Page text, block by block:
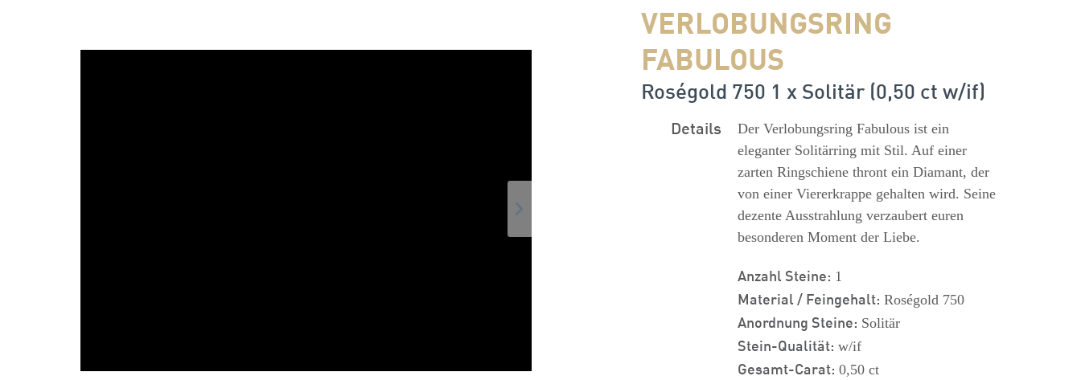
VERLOBUNGSRING
FABULOUS
Roségold 750 1 x Solitär (0,50 ct w/if)
Details
Der Verlobungsring Fabulous ist ein
eleganter Solitärring mit Stil. Auf einer
zarten Ringschiene thront ein Diamant, der
von einer Viererkrappe gehalten wird. Seine
dezente Ausstrahlung verzaubert euren
besonderen Moment der Liebe.
Anzahl Steine: 1
Material / Feingehalt: Roségold 750
Anordnung Steine: Solitär
Stein-Qualität: w/if
Gesamt-Carat: 0,50 ct